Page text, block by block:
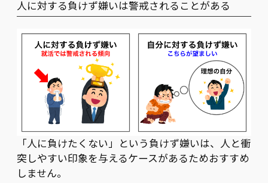
人に対する負けず嫌いは警戒されることがある
「人に負けたくない」という負けず嫌いは、人と衝
突しやすい印象を与えるケースがあるためおすすめ
しません。